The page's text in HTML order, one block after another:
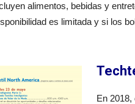
alimentos, bebidas y
es limitada y si los
En